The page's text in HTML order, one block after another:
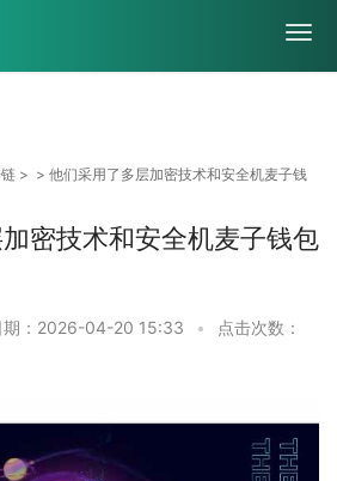
> > 他们采用了多层加密技术和安全机麦子钱
密技术和安全机麦子钱包
期：2026-04-20 15:33 •
点击次数：